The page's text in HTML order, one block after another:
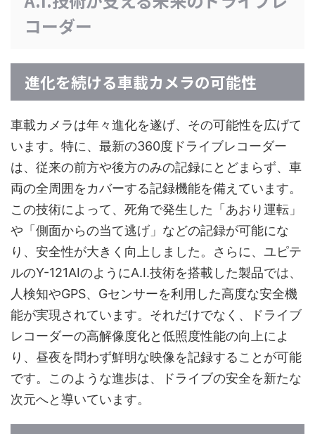
コーダー
進化を続ける車載カメラの可能性
車載カメラは年々進化を遂げ、その可能性を広げて
います。特に、最新の360度ドライブレコーダー
は、従来の前方や後方のみの記録にとどまらず、車
両の全周囲をカバーする記録機能を備えています。
この技術によって、死角で発生した「あおり運転」
や「側面からの当て逃げ」などの記録が可能にな
り、安全性が大きく向上しました。さらに、ユピテ
ルのY-121AIのようにA.I.技術を搭載した製品では、
人検知やGPS、Gセンサーを利用した高度な安全機
能が実現されています。それだけでなく、ドライブ
レコーダーの高解像度化と低照度性能の向上によ
り、昼夜を問わず鮮明な映像を記録することが可能
です。このような進歩は、ドライブの安全を新たな
次元へと導いています。